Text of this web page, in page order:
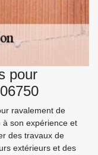
pour
ravalement de
son expérience et
des travaux de
extérieurs et des